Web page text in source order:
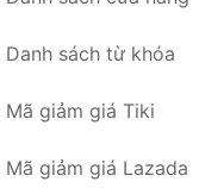
Danh sách từ khóa
Mã giảm giá Tiki
Mã giảm giá Lazada